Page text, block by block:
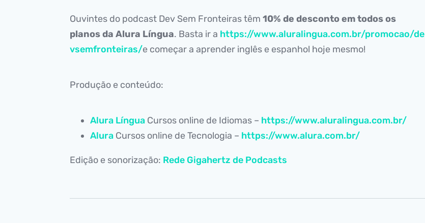
Ouvintes do podcast Dev Sem Fronteiras têm 10% de desconto em todos os
planos da Alura Língua. Basta ir a https://www.aluralingua.com.br/promocao/de
vsemfronteiras/e começar a aprender inglês e espanhol hoje mesmo!
Produção e conteúdo:
Alura Língua Cursos online de Idiomas – https://www.aluralingua.com.br/
Alura Cursos online de Tecnologia – https://www.alura.com.br/
Edição e sonorização: Rede Gigahertz de Podcasts